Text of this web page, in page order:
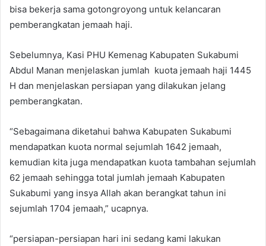
bisa bekerja sama gotongroyong untuk kelancaran
pemberangkatan jemaah haji.
Sebelumnya, Kasi PHU Kemenag Kabupaten Sukabumi
Abdul Manan menjelaskan jumlah kuota jemaah haji 1445
H dan menjelaskan persiapan yang dilakukan jelang
pemberangkatan.
“Sebagaimana diketahui bahwa Kabupaten Sukabumi
mendapatkan kuota normal sejumlah 1642 jemaah,
kemudian kita juga mendapatkan kuota tambahan sejumlah
62 jemaah sehingga total jumlah jemaah Kabupaten
Sukabumi yang insya Allah akan berangkat tahun ini
sejumlah 1704 jemaah,” ucapnya.
“persiapan-persiapan hari ini sedang kami lakukan